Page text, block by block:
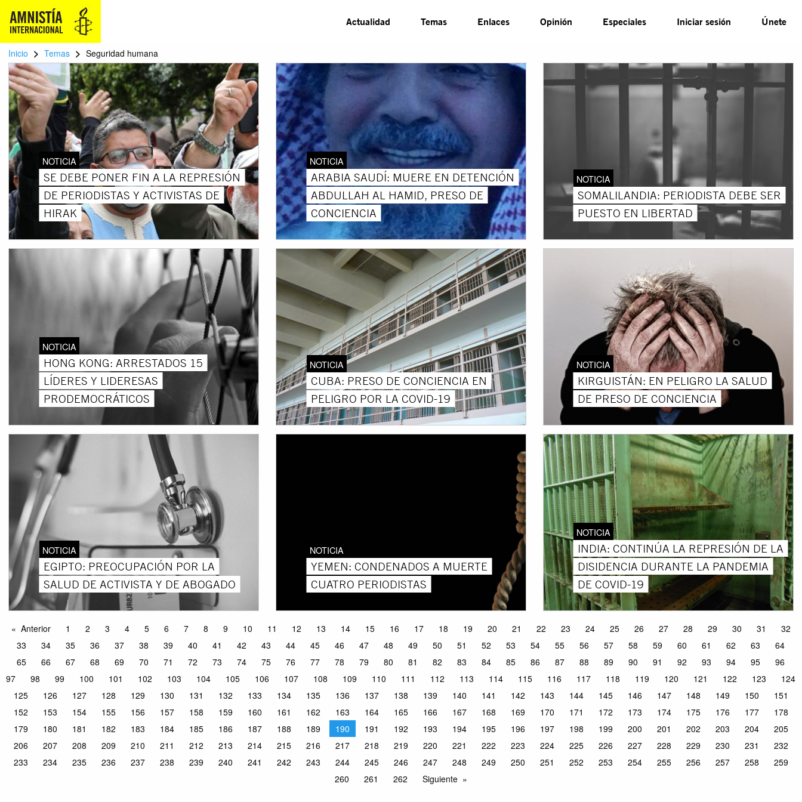
Actualidad Temas Enlaces Opinión Especiales Iniciar sesión Únete
Inicio > Temas > Seguridad humana
NOTICIA
SE DEBE PONER FIN A LA REPRESIÓN
DE PERIODISTAS Y ACTIVISTAS DE
HIRAK
NOTICIA
ARABIA SAUDÍ: MUERE EN DETENCIÓN
ABDULLAH AL HAMID, PRESO DE
CONCIENCIA
NOTICIA
SOMALILANDIA: PERIODISTA DEBE SER
PUESTO EN LIBERTAD
NOTICIA
HONG KONG: ARRESTADOS 15
LÍDERES Y LIDERESAS
PRODEMOCRÁTICOS
NOTICIA
CUBA: PRESO DE CONCIENCIA EN
PELIGRO POR LA COVID-19
NOTICIA
KIRGUISTÁN: EN PELIGRO LA SALUD
DE PRESO DE CONCIENCIA
NOTICIA
EGIPTO: PREOCUPACIÓN POR LA
SALUD DE ACTIVISTA Y DE ABOGADO
NOTICIA
YEMEN: CONDENADOS A MUERTE
CUATRO PERIODISTAS
NOTICIA
INDIA: CONTINÚA LA REPRESIÓN DE LA
DISIDENCIA DURANTE LA PANDEMIA
DE COVID-19
Anterior 1 2 3 4 5 6 7 8 9 10 11 12 13 14 15 16 17 18 19 20 21 22 23 24 25 26 27 28 29 30 31
32
33
34 35 36 37 38 39 40 41 42 43 44 45 46 47 48 49 50 51 52 53 54 55 56 57 58 59 60 61 62 63
64
65
66 67 68 69 70 71 72 73 74 75 76 77 78 79 80 81 82 83 84 85 86 87 88 89 90 91 92 93 94 95
96
97
98 99 100 101 102 103 104 105 106 107 108 109 110 111 112 113 114 115 116 117 118 119 120 121 122 123
124
125
126 127 128 129 130 131 132 133 134 135 136 137 138 139 140 141 142 143 144 145 146 147 148 149 150
151
152
153 154 155 156 157 158 159 160 161 162 163 164 165 166 167 168 169 170 171 172 173 174 175 176 177
178
179
180 181 182 183 184 185 186 187 188 189 190 191 192 193 194 195 196 197 198 199 200 201 202 203 204
205
206
207 208 209 210 211 212 213 214 215 216 217 218 219 220 221 222 223 224 225 226 227 228 229 230 231
232
233
234 235 236 237 238 239 240 241 242 243 244 245 246 247 248 249 250 251 252 253 254 255 256 257 258
259
260
261 262 Siguiente